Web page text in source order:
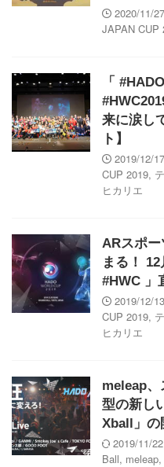
2020/11/27
JAPAN CUP
「
来に涙し
ト】
2019/12/17
CUP 2019,
ヒカリエ
ARスポ
まる！
#HWC 」
2019/12/13
CUP 2019,
ヒカリエ
meleap
型の新し
Xball」の
2019/11/22
Ball, meleap,